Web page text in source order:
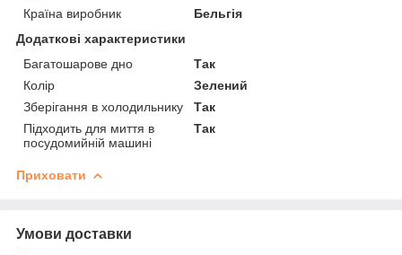
Країна виробник
Бельгія
Додаткові характеристики
Багатошарове дно
Так
Колір
Зелений
Зберігання в холодильнику
Так
Підходить для миття в
посудомийній машині
Так
Приховати
Умови доставки